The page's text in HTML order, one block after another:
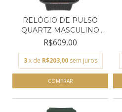
RELÓGIO DE PULSO
QUARTZ MASCULINO
MORMAI...
R$609,00
3 x de R$203,00 sem juros